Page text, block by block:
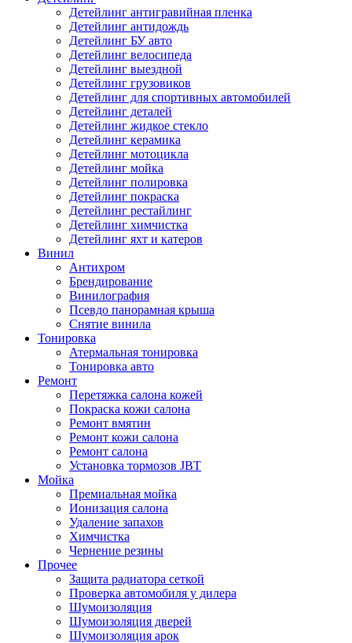
Детейлинг антигравийная пленка
Детейлинг антидождь
Детейлинг БУ авто
Детейлинг велосипеда
Детейлинг выездной
Детейлинг грузовиков
Детейлинг для спортивных автомобилей
Детейлинг деталей
Детейлинг жидкое стекло
Детейлинг керамика
Детейлинг мотоцикла
Детейлинг мойка
Детейлинг полировка
Детейлинг покраска
Детейлинг рестайлинг
Детейлинг химчистка
Детейлинг яхт и катеров
Винил
Антихром
Брендирование
Винилография
Псевдо панорамная крыша
Снятие винила
Тонировка
Атермальная тонировка
Тонировка авто
Ремонт
Перетяжка салона кожей
Покраска кожи салона
Ремонт вмятин
Ремонт кожи салона
Ремонт салона
Установка тормозов JBT
Мойка
Премиальная мойка
Ионизация салона
Удаление запахов
Химчистка
Чернение резины
Прочее
Защита радиатора сеткой
Проверка автомобиля у дилера
Шумоизоляция
Шумоизоляция дверей
Шумоизоляция арок